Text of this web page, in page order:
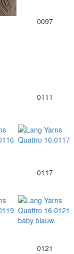
0097
0111
0117
0121